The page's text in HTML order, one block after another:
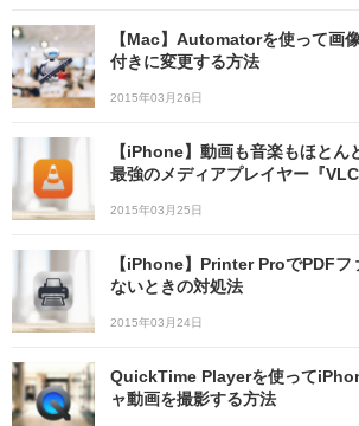
【Mac】Automatorを使って画
付きに変更する方法
2015年03月26日
【iPhone】動画も音楽もほとん
最強のメディアプレイヤー『
2015年03月25日
【iPhone】Printer ProでPDFフ
ないときの対処法
2015年03月24日
QuickTime Playerを使って
ャ動画を撮影する方法